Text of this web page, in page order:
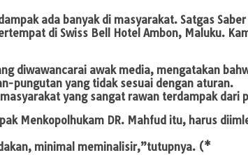
ada banyak di masyarakat. Satgas
di Swiss Bell Hotel Ambon, Maluku.
diwawancarai awak media, mengatakan
pungutan yang tidak sesuai dengan aturan.
yang sangat rawan terdampak dari
Menkopolhukam DR. Mahfud itu, harus
minimal meminalisir,”tutupnya. (*